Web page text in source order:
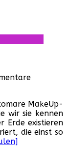
MakeUp-
wir sie kennen
Erde existieren
die einst so